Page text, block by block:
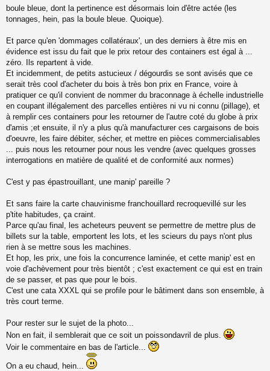
boule bleue, dont la pertinence est désormais loin d'être actée (les
tonnages, hein, pas la boule bleue. Quoique).
Et parce qu'en 'dommages collatéraux', un des derniers à être mis en
évidence est issu du fait que le prix retour des containers est égal à ...
zéro. Ils repartent à vide.
Et incidemment, de petits astucieux / dégourdis se sont avisés que ce
serait très cool d'acheter du bois à très bon prix en France, voire à
pratiquer ce qu'il convient de nommer du braconnage à échelle industrielle
en coupant illégalement des parcelles entières ni vu ni connu (pillage), et
à remplir ces containers pour les retourner de l'autre coté du globe à prix
d'amis ;et ensuite, il n'y a plus qu'à manufacturer ces cargaisons de bois
d'oeuvre, les faire débiter, sécher, et mettre en pièces commercialisables
... puis nous les retourner pour nous les vendre (avec quelques grosses
interrogations en matière de qualité et de conformité aux normes)
C'est y pas épastrouillant, une manip' pareille ?
Et sans faire la carte chauvinisme franchouillard recroquevillé sur les
p'tite habitudes, ça craint.
Parce qu'au final, les acheteurs peuvent se permettre de mettre plus de
billets sur la table, emportent les lots, et les scieurs du pays n'ont plus
rien à se mettre sous les machines.
Et hop, les prix, une fois la concurrence laminée, et cette manip' est en
voie d'achèvement pour très bientôt ; c'est exactement ce qui est en train
de se passer, et pas que pour le bois.
C'est une cata XXXL qui se profile pour le bâtiment dans son ensemble, à
très court terme.
Pour rester sur le sujet de la photo...
Non en fait, il semblerait que ce soit un poissondavril de plus.
Voir le commentaire en bas de l'article...
On a eu chaud, hein...